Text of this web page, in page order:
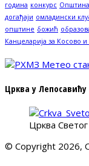
година конкурс
догађаји омладински
општине божић
Канцеларија за Косово и
Црква у Лепосавићу
Црква
© Copyright 2026,